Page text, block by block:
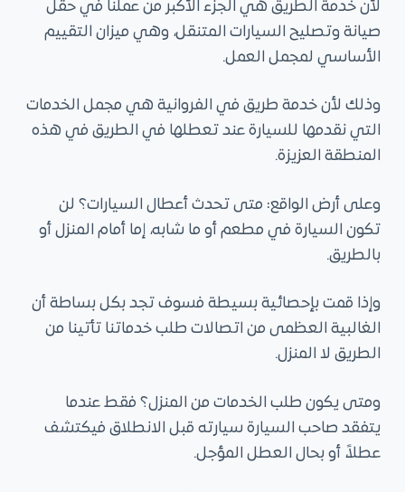
لأن خدمة الطريق هي الجزء الأكبر من عملنا في حقل
صيانة وتصليح السيارات المتنقل، وهي ميزان التقييم
الأساسي لمجمل العمل.
وذلك لأن خدمة طريق في الفروانية هي مجمل الخدمات
التي نقدمها للسيارة عند تعطلها في الطريق في هذه
المنطقة العزيزة.
وعلى أرض الواقع: متى تحدث أعطال السيارات؟ لن
تكون السيارة في مطعم أو ما شابه، إما أمام المنزل أو
بالطريق.
وإذا قمت بإحصائية بسيطة فسوف تجد بكل بساطة أن
الغالبية العظمى من اتصالات طلب خدماتنا تأتينا من
الطريق لا المنزل.
ومتى يكون طلب الخدمات من المنزل؟ فقط عندما
يتفقد صاحب السيارة سيارته قبل الانطلاق فيكتشف
عطلاً، أو بحال العطل المؤجل.